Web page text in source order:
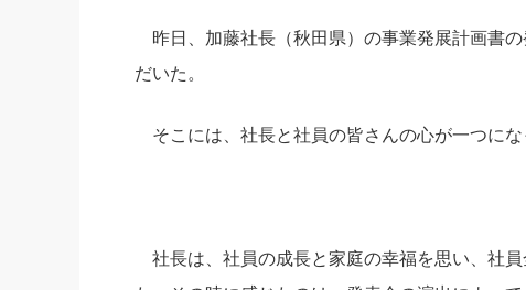
継続経営 百話百行(85)
野田久美子 香港ビジネス成功法(10)
次もあなた
酒井英之の
昨日、加藤社長（秋田県）の事業発展計画書
だいた。
そこには、社長と社員の皆さんの心が一つにな
社長は、社員の成長と家庭の幸福を思い、社